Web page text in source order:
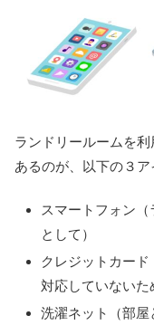
ランドリールームを
あるのが、以下の３ア
スマートフォン
として）
クレジットカー
対応していないた
洗濯ネット（部